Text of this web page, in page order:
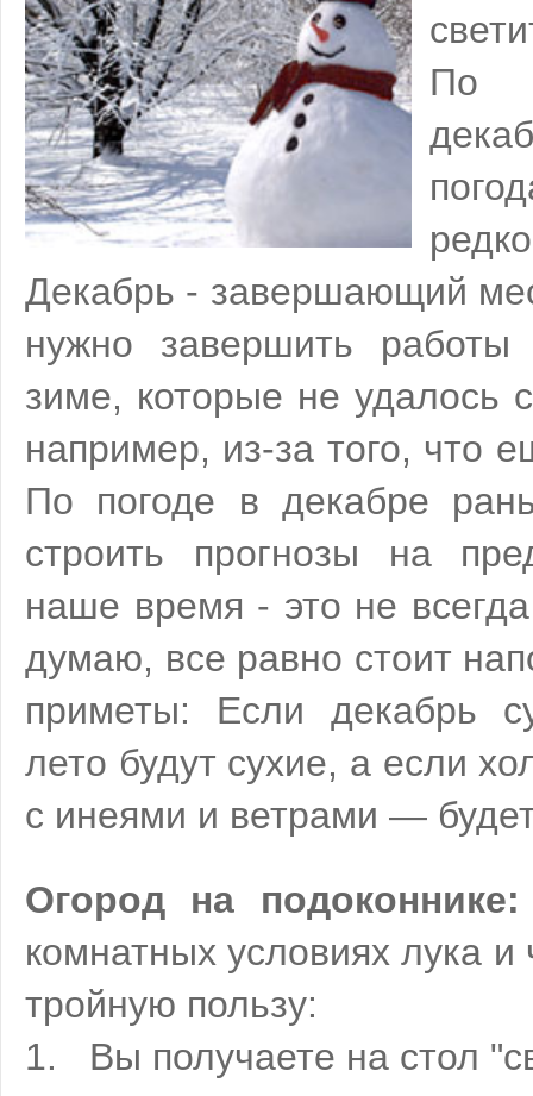
По
Декабрь - завершающий
нужно завершить работы
зиме, которые не удалось
например, из-за того, что
По погоде в декабре
строить прогнозы на
наше время - это не
думаю, все равно стоит
приметы: Если декабрь
лето будут сухие, а если
с инеями и ветрами —
Огород на подоконнике:
комнатных условиях лука и
тройную пользу:
1. Вы получаете на стол